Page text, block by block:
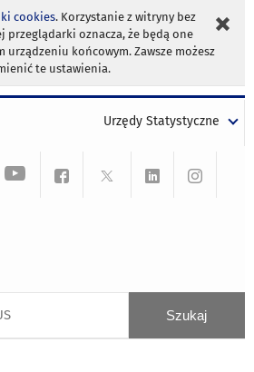
cookies. Korzystanie z witryny bez
przeglądarki oznacza, że będą one
urządzeniu końcowym. Zawsze możesz
te ustawienia.
Urzędy Statystyczne